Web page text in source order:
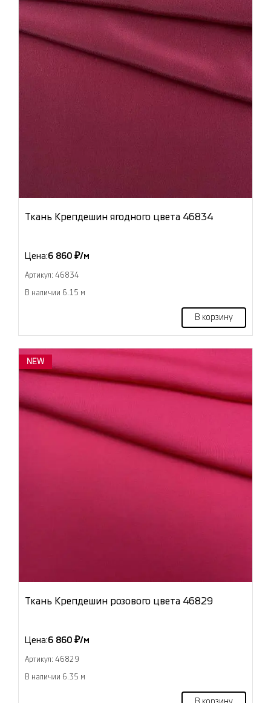
Ткань Крепдешин ягодного цвета 46834
Цена:6 860 ₽/м
Артикул: 46834
В наличии 6.15 м
В корзину
NEW
Ткань Крепдешин розового цвета 46829
Цена:6 860 ₽/м
Артикул: 46829
В наличии 6.35 м